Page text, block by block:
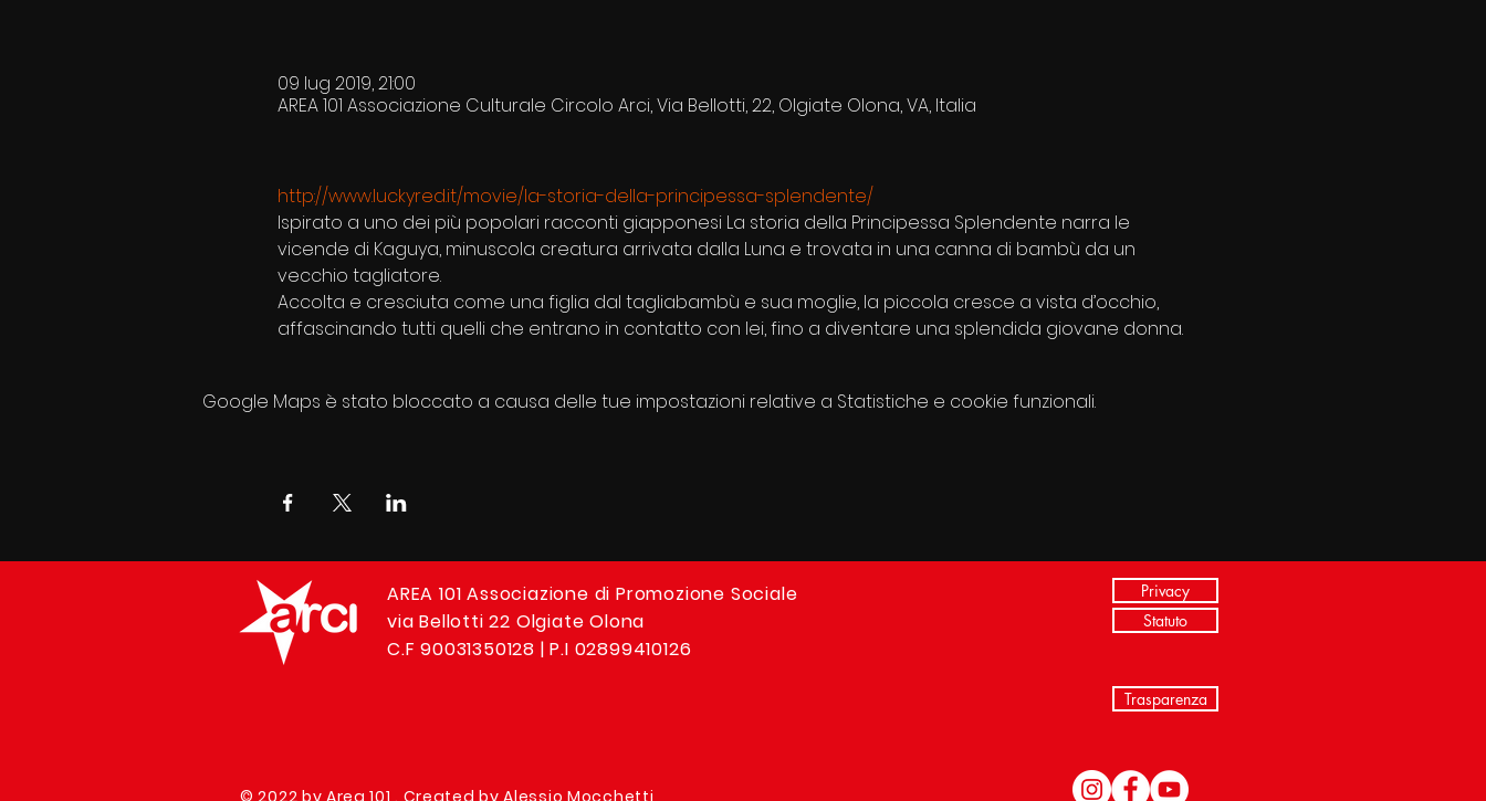
09 lug 2019, 21:00
AREA 101 Associazione Culturale Circolo Arci, Via Bellotti, 22, Olgiate Olona, VA, Italia
http://www.luckyred.it/movie/la-storia-della-principessa-splendente/
Ispirato a uno dei più popolari racconti giapponesi La storia della Principessa Splendente narra le
vicende di Kaguya, minuscola creatura arrivata dalla Luna e trovata in una canna di bambù da un
vecchio tagliatore.
Accolta e cresciuta come una figlia dal tagliabambù e sua moglie, la piccola cresce a vista d’occhio,
affascinando tutti quelli che entrano in contatto con lei, fino a diventare una splendida giovane donna.
Google Maps è stato bloccato a causa delle tue impostazioni relative a Statistiche e cookie funzionali.
AREA 101 Associazione di Promozione Sociale
via Bellotti 22 Olgiate Olona
C.F 90031350128 | P.I 02899410126
Privacy
Statuto
Trasparenza
© 2022 by Area 101 . Created by Alessio Mocchetti